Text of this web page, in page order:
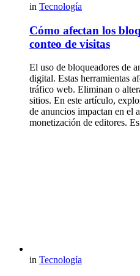
in Tecnología
Cómo afectan los
conteo de visitas
El uso de bloqueadores de
digital. Estas herramientas
tráfico web. Eliminan o
sitios. En este artículo,
de anuncios impactan en el
monetización de editores.
in Tecnología